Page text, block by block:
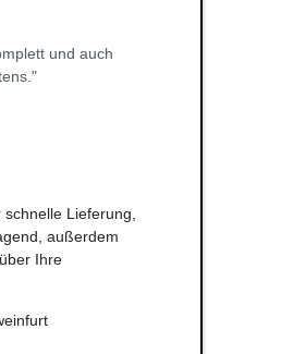
und auch
Lieferung,
außerdem
Ihre